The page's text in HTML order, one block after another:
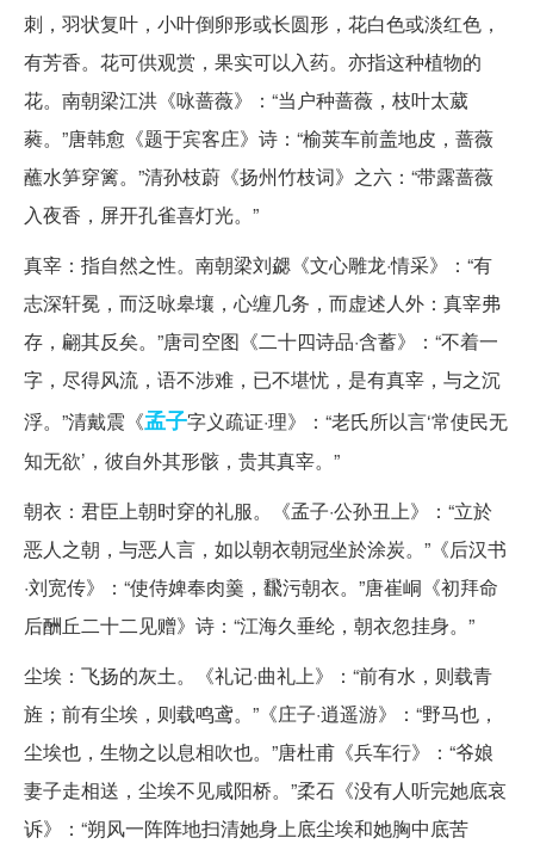
刺，羽状复叶，小叶倒卵形或长圆形，花白色或淡红色，
有芳香。花可供观赏，果实可以入药。亦指这种植物的
花。南朝梁江洪《咏蔷薇》：“当户种蔷薇，枝叶太葳
蕤。”唐韩愈《题于宾客庄》诗：“榆荚车前盖地皮，蔷薇
蘸水笋穿篱。”清孙枝蔚《扬州竹枝词》之六：“带露蔷薇
入夜香，屏开孔雀喜灯光。”
真宰：指自然之性。南朝梁刘勰《文心雕龙·情采》：“有
志深轩冕，而泛咏皋壤，心缠几务，而虚述人外：真宰弗
存，翩其反矣。”唐司空图《二十四诗品·含蓄》：“不着一
字，尽得风流，语不涉难，已不堪忧，是有真宰，与之沉
浮。”清戴震《孟子字义疏证·理》：“老氏所以言‘常使民无
知无欲’，彼自外其形骸，贵其真宰。”
朝衣：君臣上朝时穿的礼服。《孟子·公孙丑上》：“立於
恶人之朝，与恶人言，如以朝衣朝冠坐於涂炭。”《后汉书
·刘宽传》：“使侍婢奉肉羹，飜污朝衣。”唐崔峒《初拜命
后酬丘二十二见赠》诗：“江海久垂纶，朝衣忽挂身。”
尘埃：飞扬的灰土。《礼记·曲礼上》：“前有水，则载青
旌；前有尘埃，则载鸣鸢。”《庄子·逍遥游》：“野马也，
尘埃也，生物之以息相吹也。”唐杜甫《兵车行》：“爷娘
妻子走相送，尘埃不见咸阳桥。”柔石《没有人听完她底哀
诉》：“朔风一阵阵地扫清她身上底尘埃和她胸中底苦